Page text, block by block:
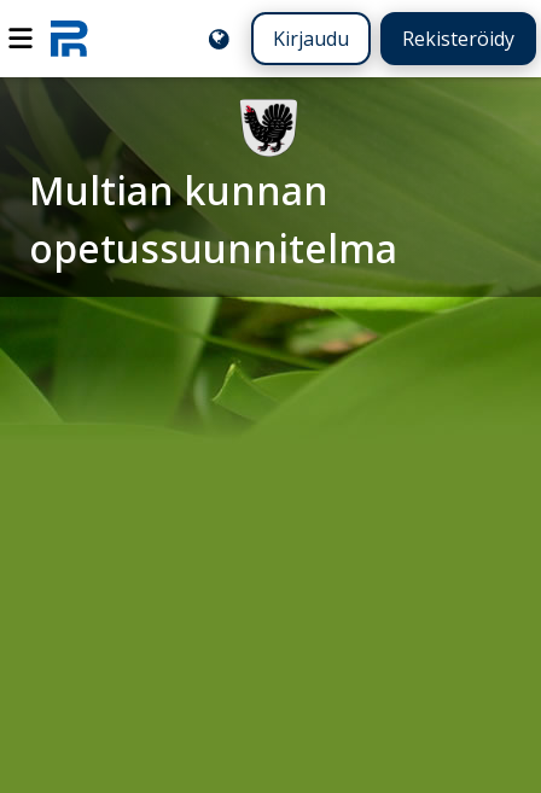
Kirjaudu Rekisteröidy
Multian kunnan
opetussuunnitelma